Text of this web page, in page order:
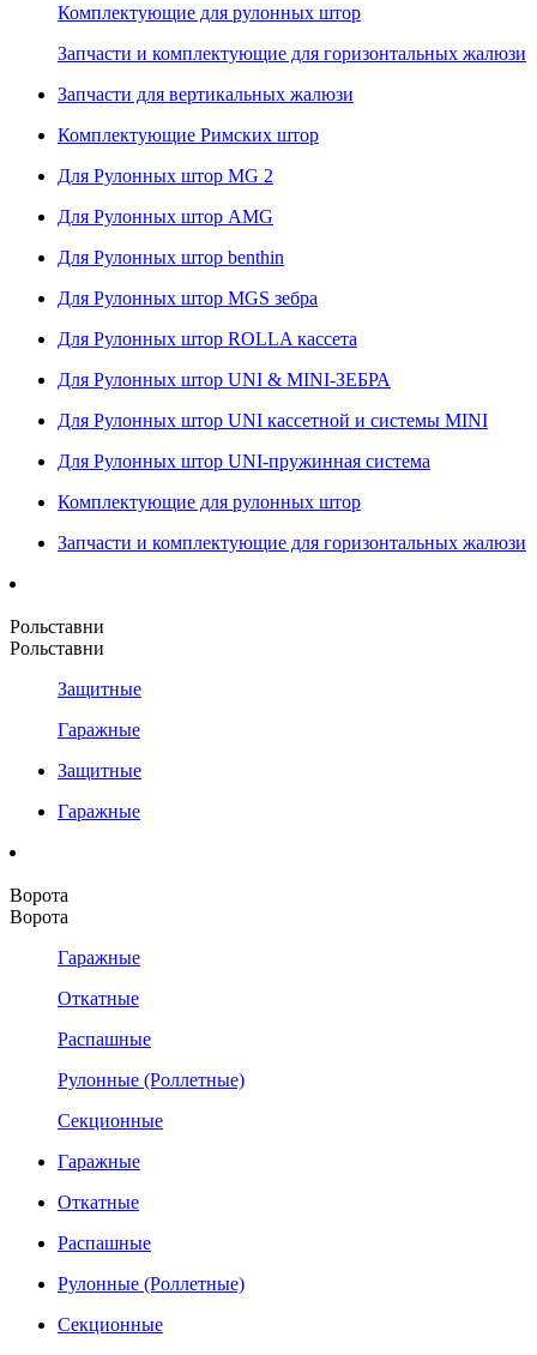
Комплектующие для рулонных штор
Запчасти и комплектующие для горизонтальных жалюзи
Запчасти для вертикальных жалюзи
Комплектующие Римских штор
Для Рулонных штор MG 2
Для Рулонных штор AMG
Для Рулонных штор benthin
Для Рулонных штор MGS зебра
Для Рулонных штор ROLLA кассета
Для Рулонных штор UNI & MINI-ЗЕБРА
Для Рулонных штор UNI кассетной и системы MINI
Для Рулонных штор UNI-пружинная система
Комплектующие для рулонных штор
Запчасти и комплектующие для горизонтальных жалюзи
Рольставни
Рольставни
Защитные
Гаражные
Защитные
Гаражные
Ворота
Ворота
Гаражные
Откатные
Распашные
Рулонные (Роллетные)
Секционные
Гаражные
Откатные
Распашные
Рулонные (Роллетные)
Секционные